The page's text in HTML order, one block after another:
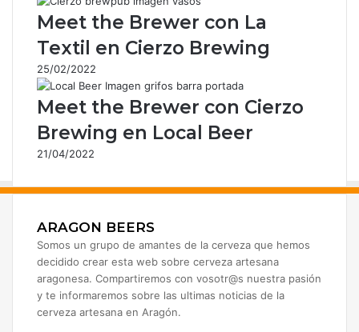
e
o
e
e
c
t
ó
n
c
Meet the Brewer con La
Textil en Cierzo Brewing
25/02/2022
Meet the Brewer con Cierzo
Brewing en Local Beer
21/04/2022
ARAGON BEERS
Somos un grupo de amantes de la cerveza que hemos
decidido crear esta web sobre cerveza artesana
aragonesa. Compartiremos con vosotr@s nuestra pasión
y te informaremos sobre las ultimas noticias de la
cerveza artesana en Aragón.